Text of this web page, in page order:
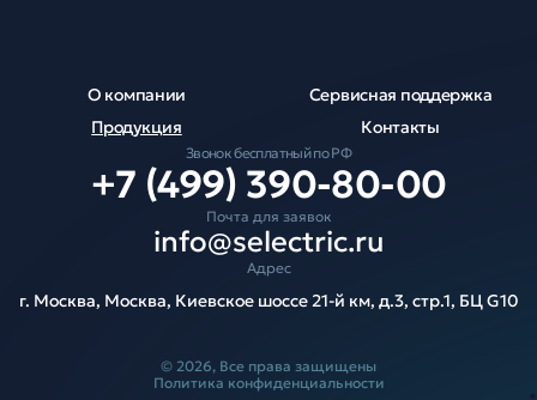
О компании
Продукция
Сервисная поддержка
Контакты
Звонок бесплатный по РФ
+7 (499) 390-80-00
Почта для заявок
info@selectric.ru
Адрес
г. Москва, Москва, Киевское шоссе 21-й км, д.3, стр.1, БЦ G10
© 2026, Все права защищены
Политика конфиденциальности